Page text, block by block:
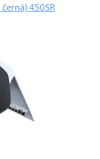
450SR